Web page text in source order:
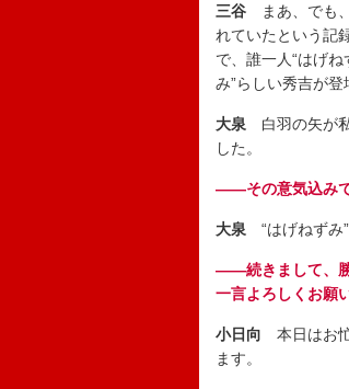
三谷 まあ、でも
れていたという記
で、誰一人“はげ
み”らしい秀吉が登
大泉 白羽の矢が
した。
――その意気込みで
大泉 “はげねずみ”
――続きまして、勝
一言よろしくお願
小日向 本日はお
ます。